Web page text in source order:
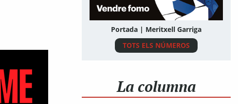
Portada | Meritxell Garriga
TOTS ELS NÚMEROS
La columna